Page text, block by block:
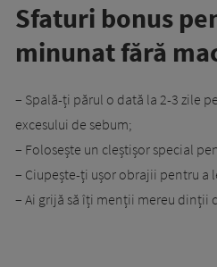
Sfaturi bonus
minunat fără
– Spală-ți părul o dată la 2-3 zile
excesului de sebum;
– Folosește un cleștișor special
– Ciupește-ți ușor obrajii pentru a
– Ai grijă să îți menții mereu dinții